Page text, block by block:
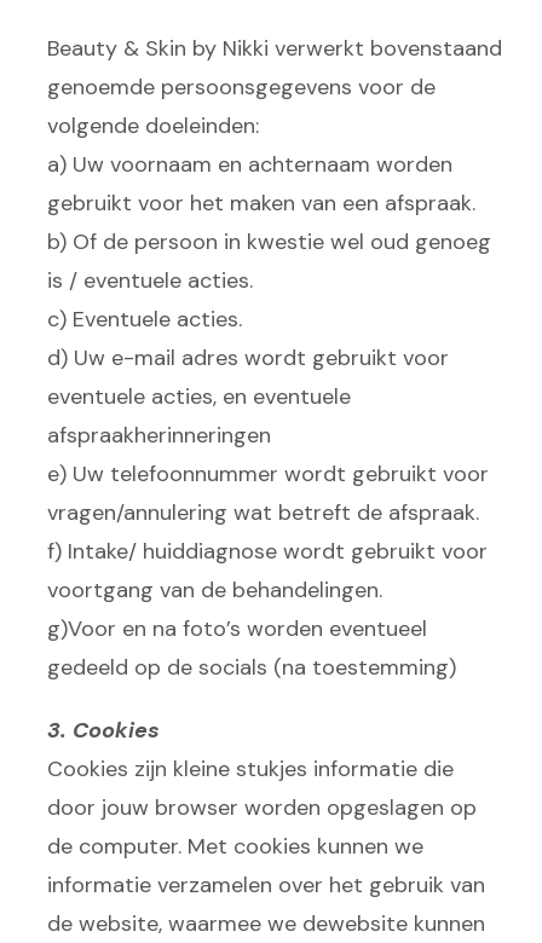
Beauty & Skin by Nikki verwerkt bovenstaand
genoemde persoonsgegevens voor de
volgende doeleinden:
a) Uw voornaam en achternaam worden
gebruikt voor het maken van een afspraak.
b) Of de persoon in kwestie wel oud genoeg
is / eventuele acties.
c) Eventuele acties.
d) Uw e-mail adres wordt gebruikt voor
eventuele acties, en eventuele
afspraakherinneringen
e) Uw telefoonnummer wordt gebruikt voor
vragen/annulering wat betreft de afspraak.
f) Intake/ huiddiagnose wordt gebruikt voor
voortgang van de behandelingen.
g)Voor en na foto’s worden eventueel
gedeeld op de socials (na toestemming)
3. Cookies
Cookies zijn kleine stukjes informatie die
door jouw browser worden opgeslagen op
de computer. Met cookies kunnen we
informatie verzamelen over het gebruik van
de website, waarmee we dewebsite kunnen